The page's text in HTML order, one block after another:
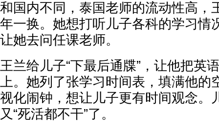
和国内不同，泰国老师的流动性高，
年一换。她想打听儿子各科的学习情
让她去问任课老师。
王兰给儿子“下最后通牒”，让他把英
上。她列了张学习时间表，填满他的
视化闹钟，想让儿子更有时间观念。
又“死活都不干”了。